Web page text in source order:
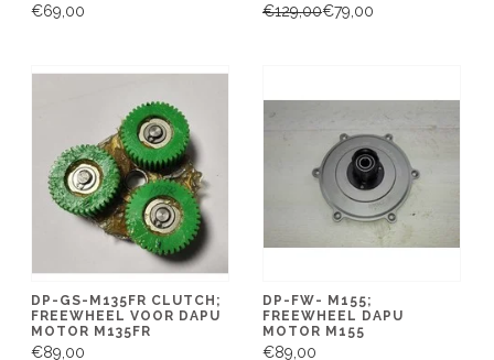
€69,00 €129,00€79,00
DP-GS-M135FR CLUTCH;
FREEWHEEL VOOR DAPU
MOTOR M135FR
€89,00
DP-FW- M155;
FREEWHEEL DAPU
MOTOR M155
€89,00